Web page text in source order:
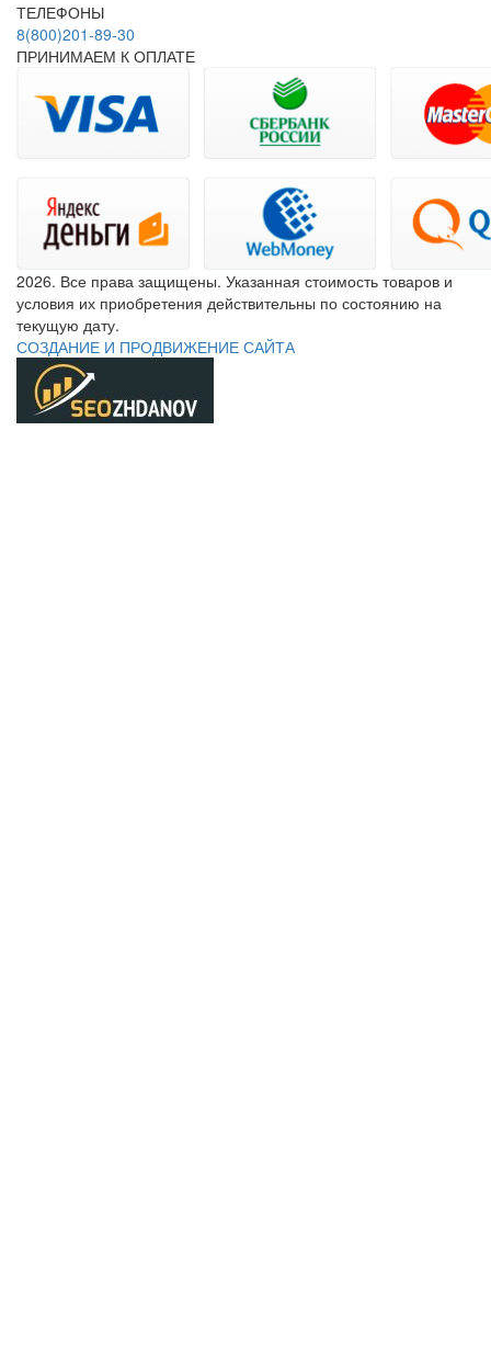
ТЕЛЕФОНЫ
8(800)201-89-30
ПРИНИМАЕМ К ОПЛАТЕ
2026. Все права защищены. Указанная стоимость товаров и
условия их приобретения действительны по состоянию на
текущую дату.
СОЗДАНИЕ И ПРОДВИЖЕНИЕ САЙТА